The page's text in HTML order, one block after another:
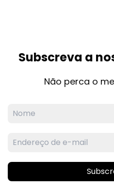
Subscreva a
Não perca o